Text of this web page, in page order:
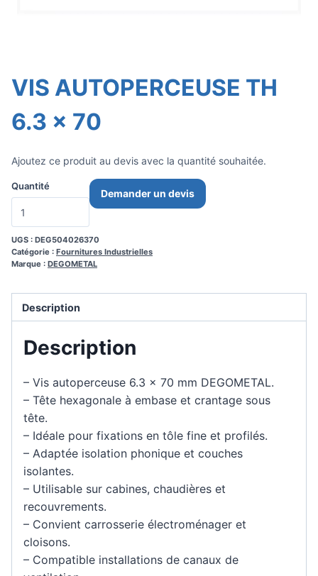
VIS AUTOPERCEUSE TH
6.3 x 70
Ajoutez ce produit au devis avec la quantité souhaitée.
Quantité
Demander un devis
UGS : DEG504026370
Catégorie : Fournitures Industrielles
Marque : DEGOMETAL
Description
Description
– Vis autoperceuse 6.3 x 70 mm DEGOMETAL.
– Tête hexagonale à embase et crantage sous
tête.
– Idéale pour fixations en tôle fine et profilés.
– Adaptée isolation phonique et couches
isolantes.
– Utilisable sur cabines, chaudières et
recouvrements.
– Convient carrosserie électroménager et
cloisons.
– Compatible installations de canaux de